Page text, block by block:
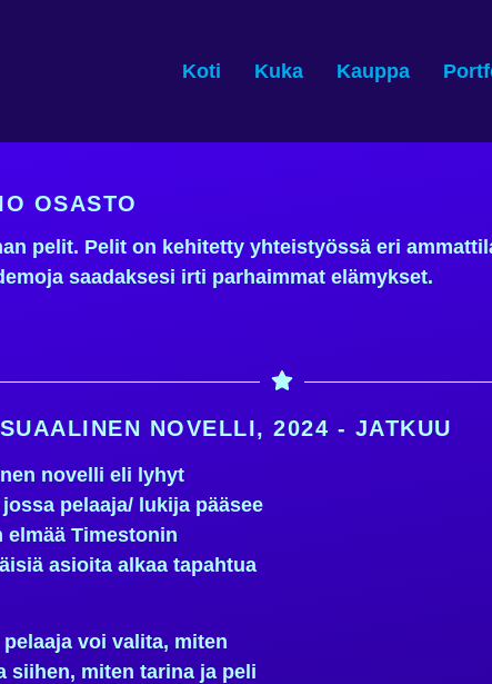
Koti Kuka Kauppa
OSASTO
pelit. Pelit on kehitetty yhteistyössä eri
saadaksesi irti parhaimmat elämykset.
NOVELLI, 2024 - JATKUU
novelli eli lyhyt
pelaaja/ lukija pääsee
elmää Timestonin
asioita alkaa tapahtua
voi valita, miten
siihen, miten tarina ja peli